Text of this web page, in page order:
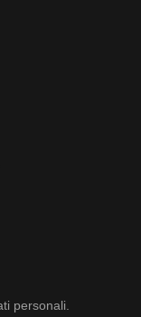
personali.